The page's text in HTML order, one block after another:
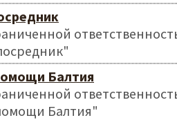
Балтия
Балтия"